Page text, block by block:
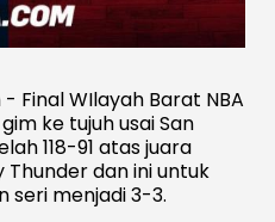
Final WIlayah Barat NBA
ke tujuh usai San
118-91 atas juara
dan ini untuk
seri menjadi 3-3.